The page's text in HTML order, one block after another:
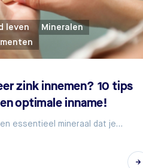
leven
Mineralen
zink innemen? 10 tips
optimale inname!
essentieel mineraal dat je…